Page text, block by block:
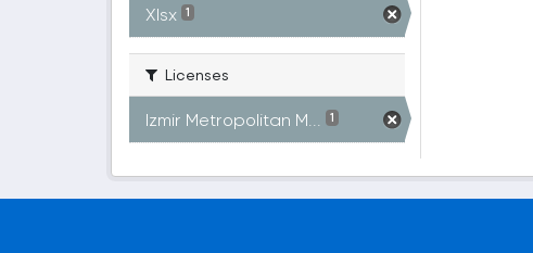
Xlsx 1
Licenses
Izmir Metropolitan M... 1